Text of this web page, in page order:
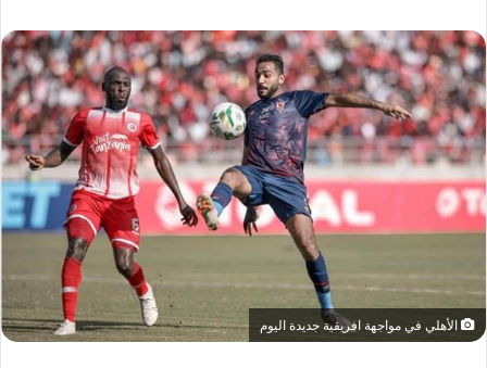
الأهلي في مواجهة افريقية جديدة اليوم